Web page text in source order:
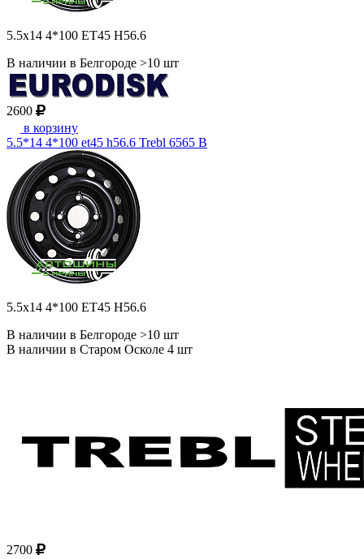
5.5x14 4*100 ET45 H56.6
В наличии в Белгороде >10 шт
2600
в корзину
5.5*14 4*100 et45 h56.6 Trebl 6565 B
5.5x14 4*100 ET45 H56.6
В наличии в Белгороде >10 шт
В наличии в Старом Осколе 4 шт
2700